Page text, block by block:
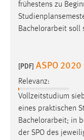
frühestens zu
Bachelorarbeit soll
[PDF] ASPO
Relevanz:
Vollzeitstudium
eines praktischen
Bachelorarbeit; in
der SPO des